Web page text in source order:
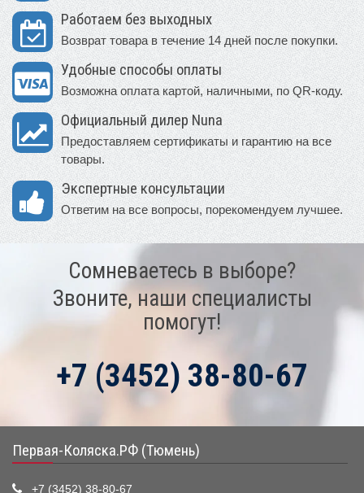
Работаем без выходных
Возврат товара в течение 14 дней после покупки.
Удобные способы оплаты
Возможна оплата картой, наличными, по QR-коду.
Официальный дилер Nuna
Предоставляем сертификаты и гарантию на все
товары.
Экспертные консультации
Ответим на все вопросы, порекомендуем лучшее.
Сомневаетесь в выборе?
Звоните, наши специалисты
помогут!
+7 (3452) 38-80-67
Первая-Коляска.РФ (Тюмень)
+7 (3452) 38-80-67